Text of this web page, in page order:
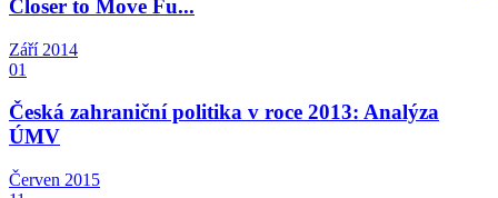
Closer to Move Fu...
Září 2014
01
Česká zahraniční politika v roce 2013: Analýza
ÚMV
Červen 2015